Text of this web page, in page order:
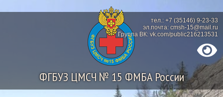
ФГБУЗ ЦМСЧ № 15 ФМБА России
тел.: +7 (35146) 9-23-33
эл.почта: cmsh-15@mail.ru
Группа ВК: vk.com/public216213531